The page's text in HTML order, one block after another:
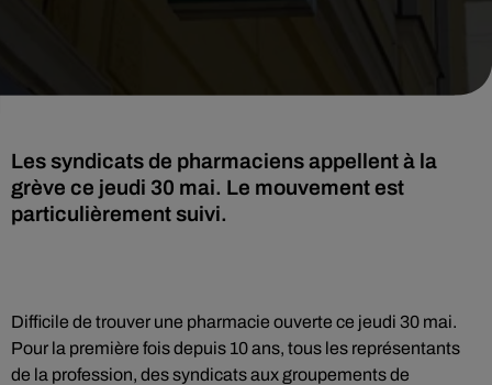
Les syndicats de pharmaciens appellent à la
grève ce jeudi 30 mai. Le mouvement est
particulièrement suivi.
Difficile de trouver une pharmacie ouverte ce jeudi 30 mai.
Pour la première fois depuis 10 ans, tous les représentants
de la profession, des syndicats aux groupements de